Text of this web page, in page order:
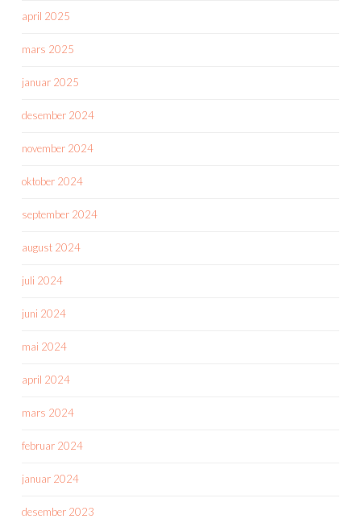
april 2025
mars 2025
januar 2025
desember 2024
november 2024
oktober 2024
september 2024
august 2024
juli 2024
juni 2024
mai 2024
april 2024
mars 2024
februar 2024
januar 2024
desember 2023